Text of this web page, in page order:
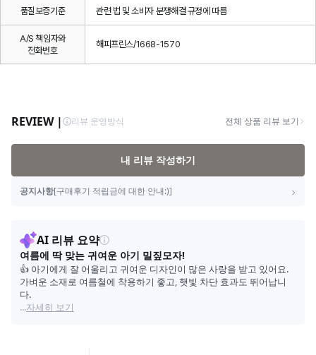
품질보증기준 관련 법 및 소비자 분쟁해결 규정에 따름
A/S 책임자와
전화번호
해피프린스/1668-1570